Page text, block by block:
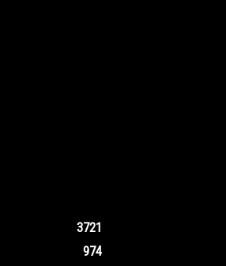
3721
974